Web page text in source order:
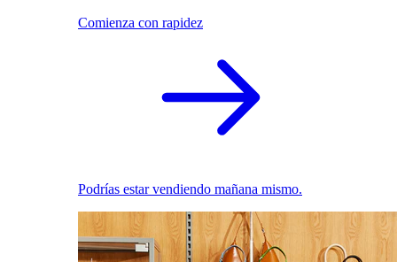
Comienza con rapidez
Podrías estar vendiendo mañana mismo.